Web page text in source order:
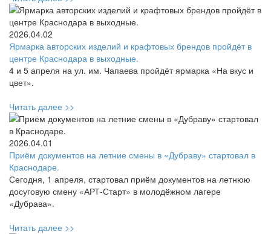
2026.04.02
Ярмарка авторских изделий и крафтовых брендов пройдёт в
центре Краснодара в выходные.
4 и 5 апреля на ул. им. Чапаева пройдёт ярмарка «На вкус и
цвет».
Читать далее >>
2026.04.01
Приём документов на летние смены в «Дубраву» стартовал в
Краснодаре.
Сегодня, 1 апреля, стартовал приём документов на летнюю
досуговую смену «АРТ-Старт» в молодёжном лагере
«Дубрава».
Читать далее >>